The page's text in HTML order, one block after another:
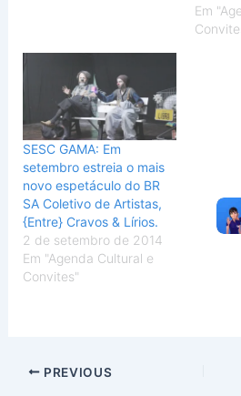
Em
SESC GAMA: Em
setembro estreia o mais
novo espetáculo do BR
SA Coletivo de Artistas,
{Entre} Cravos & Lírios.
2 de setembro de 2014
Em "Agenda Cultural e
Convites"
PREVIOUS